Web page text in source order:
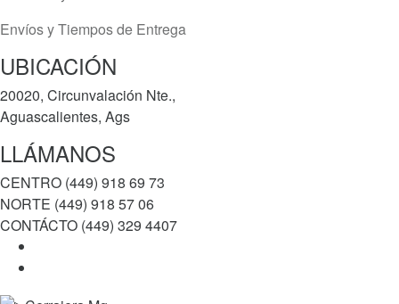
Envíos y Tiempos de Entrega
UBICACIÓN
20020, Circunvalación Nte.,
Aguascalientes, Ags
LLÁMANOS
CENTRO (449) 918 69 73
NORTE (449) 918 57 06
CONTÁCTO (449) 329 4407